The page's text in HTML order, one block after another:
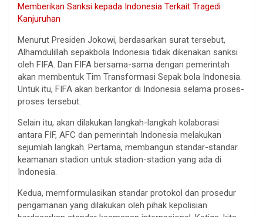
Memberikan Sanksi kepada Indonesia Terkait Tragedi
Kanjuruhan
Menurut Presiden Jokowi, berdasarkan surat tersebut,
Alhamdulillah sepakbola Indonesia tidak dikenakan sanksi
oleh FIFA. Dan FIFA bersama-sama dengan pemerintah
akan membentuk Tim Transformasi Sepak bola Indonesia.
Untuk itu, FIFA akan berkantor di Indonesia selama proses-
proses tersebut.
Selain itu, akan dilakukan langkah-langkah kolaborasi
antara FIF, AFC dan pemerintah Indonesia melakukan
sejumlah langkah. Pertama, membangun standar-standar
keamanan stadion untuk stadion-stadion yang ada di
Indonesia.
Kedua, memformulasikan standar protokol dan prosedur
pengamanan yang dilakukan oleh pihak kepolisian